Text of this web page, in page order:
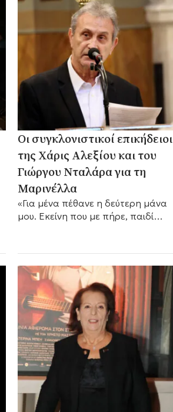
Οι συγκλονιστικοί επικήδειοι
της Χάρις Αλεξίου και του
Γιώργου Νταλάρα για τη
Μαρινέλλα
«Για μένα πέθανε η δεύτερη μάνα
μου. Εκείνη που με πήρε, παιδί